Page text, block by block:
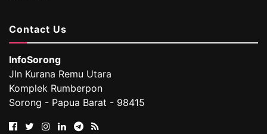
Contact Us
InfoSorong
Jln Kurana Remu Utara
Komplek Rumberpon
Sorong - Papua Barat - 98415